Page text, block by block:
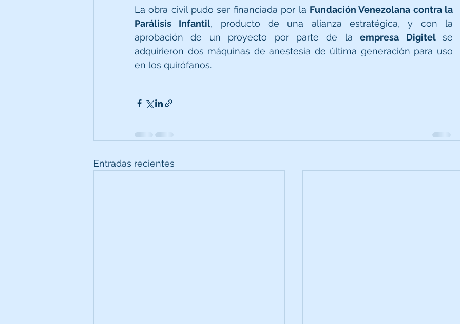
La obra civil pudo ser financiada por la Fundación Venezolana contra la
Parálisis Infantil, producto de una alianza estratégica, y con la
aprobación de un proyecto por parte de la empresa Digitel se
adquirieron dos máquinas de anestesia de última generación para uso
en los quirófanos.
Entradas recientes